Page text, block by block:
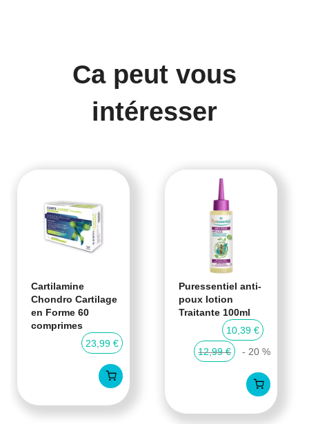
Ca peut vous
intéresser
Cartilamine
Chondro Cartilage
en Forme 60
comprimes
23,99 €
Puressentiel anti-
poux lotion
Traitante 100ml
10,39 €
12,99 €
- 20 %